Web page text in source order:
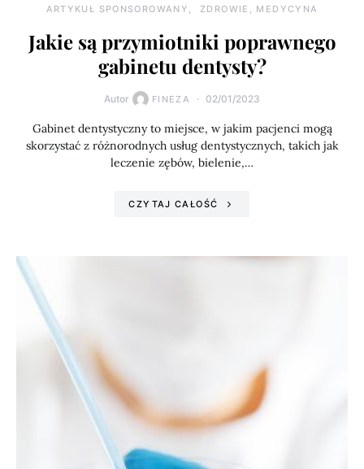
ARTYKUŁ SPONSOROWANY ZDROWIE, MEDYCYNA
Jakie są przymiotniki poprawnego
gabinetu dentysty?
Autor FINEZA 02/01/2023
Gabinet dentystyczny to miejsce, w jakim pacjenci mogą
skorzystać z różnorodnych usług dentystycznych, takich jak
leczenie zębów, bielenie,…
CZYTAJ CAŁOŚĆ